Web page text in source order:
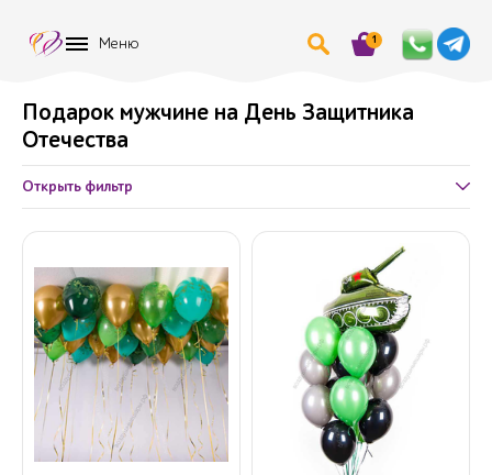
Меню 1
Подарок мужчине на День Защитника
Отечества
Открыть фильтр